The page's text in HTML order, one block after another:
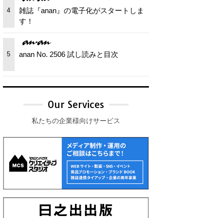
4
雑誌『anan』の電子化がスタートしま
す！
5 anan No. 2506 試し読みと目次
Our Services
私たちの企業様向けサービス